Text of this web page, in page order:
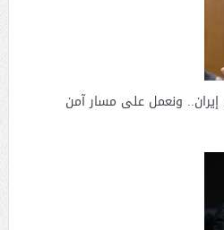
ونعمل على مسار آمن